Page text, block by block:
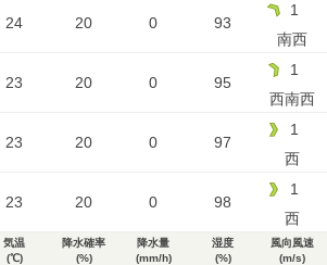
24 20 0 93
1
南西
23 20 0 95
1
西南西
23 20 0 97
1
西
23 20 0 98
1
西
気温
(℃)
降水確率
(%)
降水量
(mm/h)
湿度
(%)
風向風速
(m/s)